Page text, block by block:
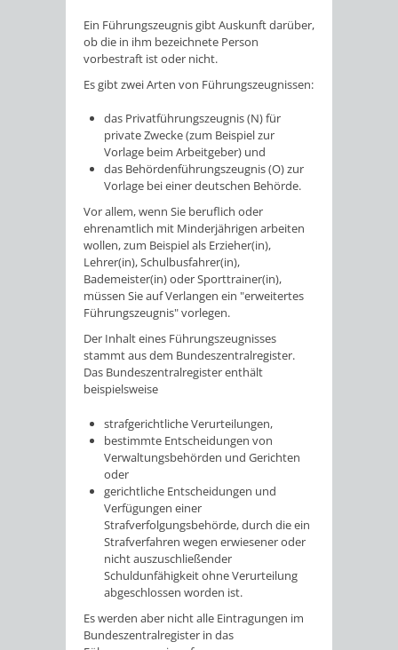
Ein Führungszeugnis gibt Auskunft darüber,
ob die in ihm bezeichnete Person
vorbestraft ist oder nicht.
Es gibt zwei Arten von Führungszeugnissen:
das Privatführungszeugnis (N) für
private Zwecke(zum Beispiel zur
Vorlage beim Arbeitgeber) und
das Behördenführungszeugnis (O) zur
Vorlage bei einer deutschen Behörde.
Vor allem, wenn Sie beruflich oder
ehrenamtlich mit Minderjährigen arbeiten
wollen, zum Beispiel als Erzieher(in),
Lehrer(in), Schulbusfahrer(in),
Bademeister(in) oder Sporttrainer(in),
müssen Sie auf Verlangen ein "erweitertes
Führungszeugnis" vorlegen.
Der Inhalt eines Führungszeugnisses
stammt aus dem Bundeszentralregister.
Das Bundeszentralregister enthält
beispielsweise
strafgerichtliche Verurteilungen,
bestimmte Entscheidungen von
Verwaltungsbehörden und Gerichten
oder
gerichtliche Entscheidungen und
Verfügungen einer
Strafverfolgungsbehörde, durch die ein
Strafverfahren wegen erwiesener oder
nicht auszuschließender
Schuldunfähigkeit ohne Verurteilung
abgeschlossen worden ist.
Es werden aber nicht alle Eintragungen im
Bundeszentralregister in das